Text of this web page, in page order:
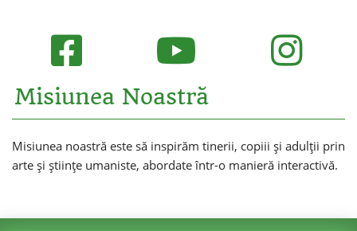
Misiunea Noastră
Misiunea noastră este să inspirăm tinerii, copiii și adulții prin
arte și științe umaniste, abordate într-o manieră interactivă.